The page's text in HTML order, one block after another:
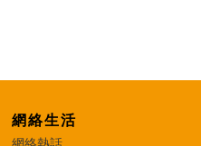
網絡生活
網絡熱話